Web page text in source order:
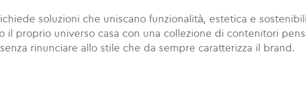
soluzioni che uniscano funzionalità, estetica e
il proprio universo casa con una collezione di contenitori
rinunciare allo stile che da sempre caratterizza il brand.